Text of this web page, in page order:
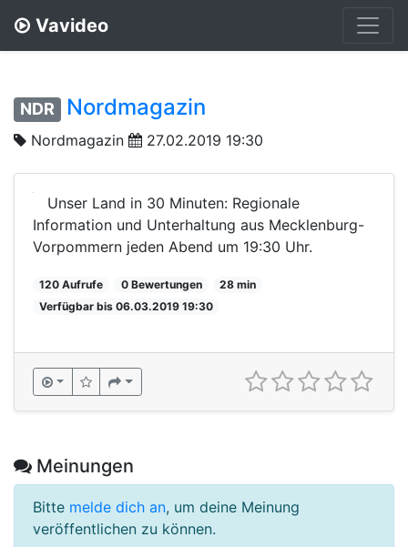
Vavideo
NDR Nordmagazin
Nordmagazin 27.02.2019 19:30
Unser Land in 30 Minuten: Regionale
Information und Unterhaltung aus Mecklenburg-
Vorpommern jeden Abend um 19:30 Uhr.
120 Aufrufe 0 Bewertungen
28 min
Verfügbar bis 06.03.2019 19:30
Meinungen
Bitte melde dich an, um deine Meinung
veröffentlichen zu können.